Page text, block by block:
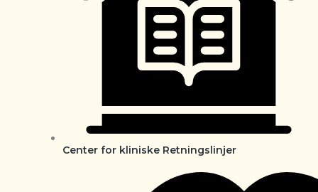
Center for kliniske Retningslinjer